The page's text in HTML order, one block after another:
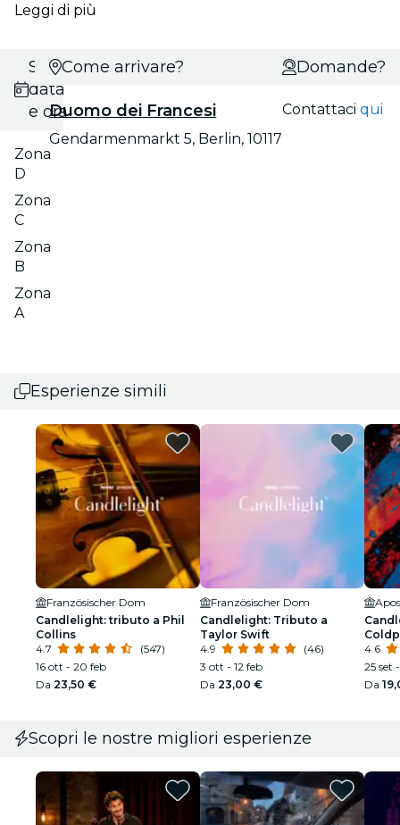
Leggi di più
Scegli
data
e ora
Zona
D
Zona
C
Zona
B
Zona
A
Come arrivare?
Duomo dei Francesi
Gendarmenmarkt 5, Berlin, 10117
Domande?
Contattaciqui
Esperienze simili
Französischer Dom
Candlelight: tributo a Phil
Collins
4.7
(547)
16 ott - 20 feb
Da 23,50 €
Französischer Dom
Candlelight: Tributo a
Taylor Swift
4.9
(46)
3 ott - 12 feb
Da 23,00 €
4.6
25 set
Da
Scopri le nostre migliori esperienze